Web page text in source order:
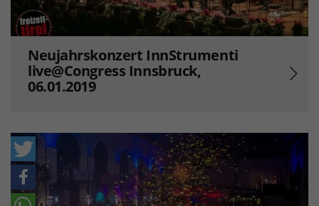
Neujahrskonzert InnStrumenti
live@Congress Innsbruck,
06.01.2019